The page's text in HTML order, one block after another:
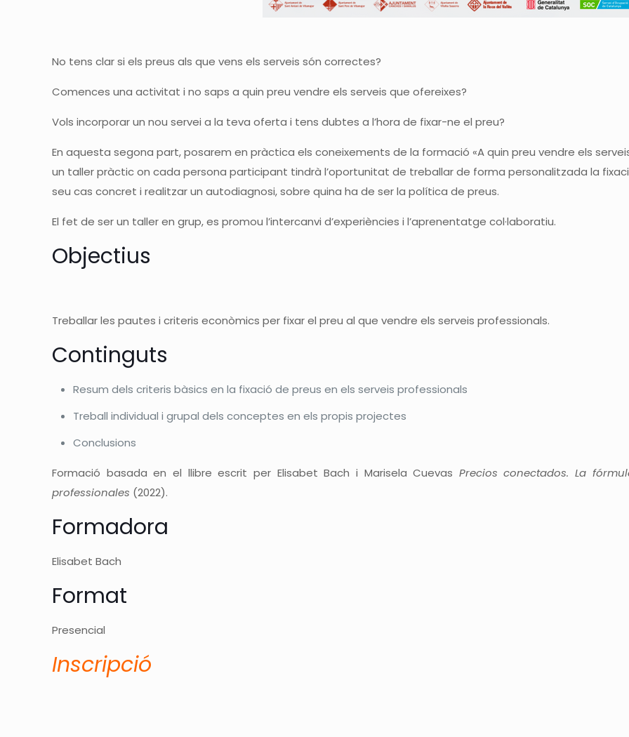
No tens clar si els preus als que vens els serveis són correctes?
Comences una activitat i no saps a quin preu vendre els serveis que ofereixes?
Vols incorporar un nou servei a la teva oferta i tens dubtes a l’hora de fixar-ne el preu?
En aquesta segona part, posarem en pràctica els coneixements de la formació «A quin preu vendre els
un taller pràctic on cada persona participant tindrà l’oportunitat de treballar de forma personalitzada la
seu cas concret i realitzar un autodiagnosi, sobre quina ha de ser la política de preus.
El fet de ser un taller en grup, es promou l’intercanvi d’experiències i l’aprenentatge col·laboratiu.
Objectius
Treballar les pautes i criteris econòmics per fixar el preu al que vendre els serveis professionals.
Continguts
Resum dels criteris bàsics en la fixació de preus en els serveis professionals
Treball individual i grupal dels conceptes en els propis projectes
Conclusions
Formació basada en el llibre escrit per Elisabet Bach i Marisela Cuevas Precios conectados. La
professionales (2022).
Formadora
Elisabet Bach
Format
Presencial
Inscripció